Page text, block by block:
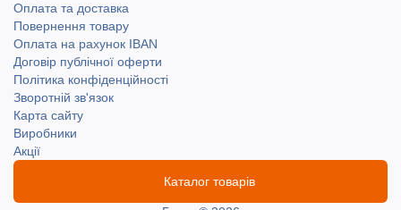
Оплата та доставка
Повернення товару
Оплата на рахунок IBAN
Договір публічної оферти
Політика конфіденційності
Зворотній зв'язок
Карта сайту
Виробники
Акції
Каталог товарів